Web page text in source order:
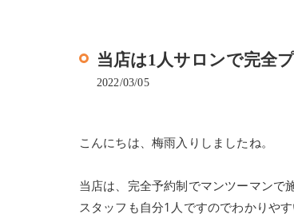
当店は1人サロンで完全
2022/03/05
こんにちは、梅雨入りしましたね。
当店は、完全予約制でマンツーマンで
スタッフも自分1人ですのでわかりや